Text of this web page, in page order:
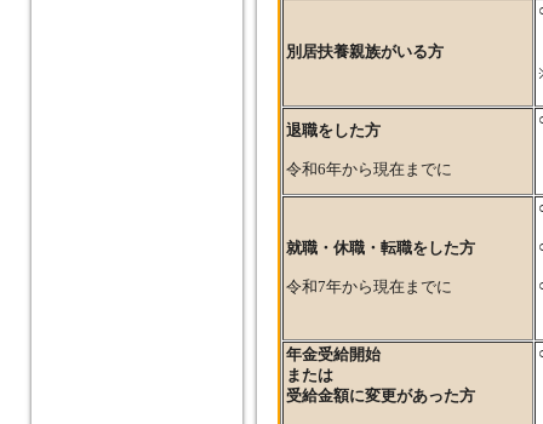
別居扶養親族がいる方
退職をした方
令和6年から現在までに
就職・休職・転職をした方
令和7年から現在までに
年金受給開始
または
受給金額に変更があった方